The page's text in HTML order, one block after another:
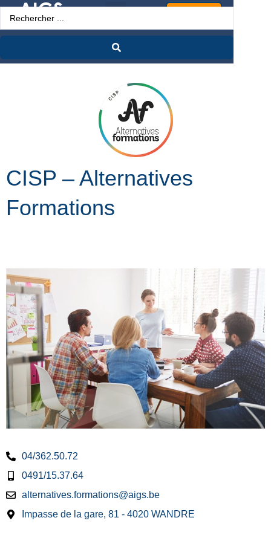
CISP – Alternatives
Formations
04/362.50.72
0491/15.37.64
alternatives.formations@aigs.be
Impasse de la gare, 81 - 4020 WANDRE